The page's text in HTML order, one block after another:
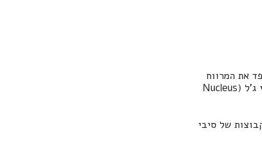
את המרווח
ג'ל (Nucleus
של סיבי